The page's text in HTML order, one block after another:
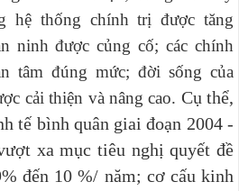
hệ thống chính trị được tăng
ninh được củng cố; các chính
tâm đúng mức; đời sống của
cải thiện và nâng cao. Cụ thể,
tế bình quân giai đoạn 2004 -
xa mục tiêu nghị quyết đề
đến 10 %/ năm; cơ cấu kinh